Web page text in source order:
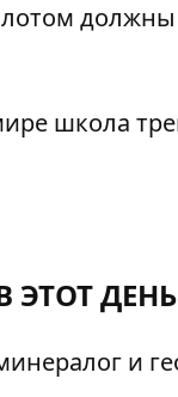
школа
ЭТОТ ДЕНЬ
и